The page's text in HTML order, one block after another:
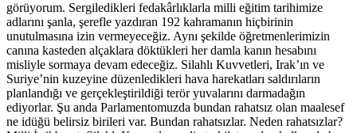
görüyorum. Sergiledikleri fedakârlıklarla milli eğitim tarihimize
adlarını şanla, şerefle yazdıran 192 kahramanın hiçbirinin
unutulmasına izin vermeyeceğiz. Aynı şekilde öğretmenlerimizin
canına kasteden alçaklara döktükleri her damla kanın hesabını
misliyle sormaya devam edeceğiz. Silahlı Kuvvetleri, Irak’ın ve
Suriye’nin kuzeyine düzenledikleri hava harekatları saldırıların
planlandığı ve gerçekleştirildiği terör yuvalarını darmadağın
ediyorlar. Şu anda Parlamentomuzda bundan rahatsız olan maalesef
ne idüğü belirsiz birileri var. Bundan rahatsızlar. Neden rahatsızlar?